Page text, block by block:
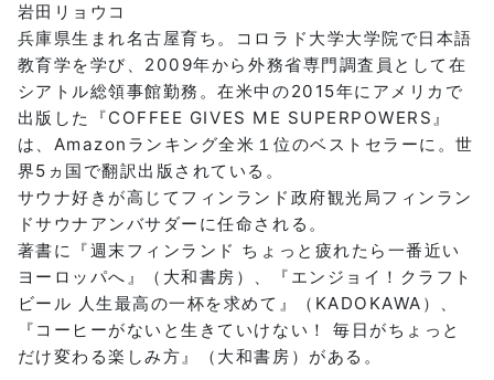
岩田リョウコ
兵庫県生まれ名古屋育ち。コロラド大学大学院で日本語
教育学を学び、2009年から外務省専門調査員として在
シアトル総領事館勤務。在米中の2015年にアメリカで
出版した『COFFEE GIVES ME SUPERPOWERS』
は、Amazonランキング全米１位のベストセラーに。世
界5ヵ国で翻訳出版されている。
サウナ好きが高じてフィンランド政府観光局フィンラン
ドサウナアンバサダーに任命される。
著書に『週末フィンランド ちょっと疲れたら一番近い
ヨーロッパへ』（大和書房）、『エンジョイ！クラフト
ビール 人生最高の一杯を求めて』（KADOKAWA）、
『コーヒーがないと生きていけない！ 毎日がちょっと
だけ変わる楽しみ方』（大和書房）がある。